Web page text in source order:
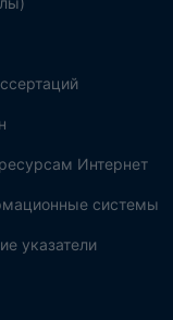
Интернет
системы
указатели